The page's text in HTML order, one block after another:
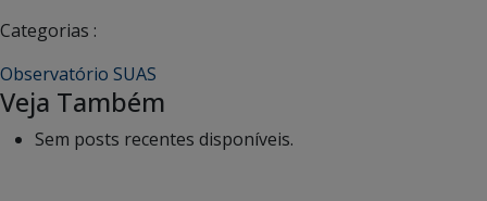
Categorias :
Observatório SUAS
Veja Também
Sem posts recentes disponíveis.